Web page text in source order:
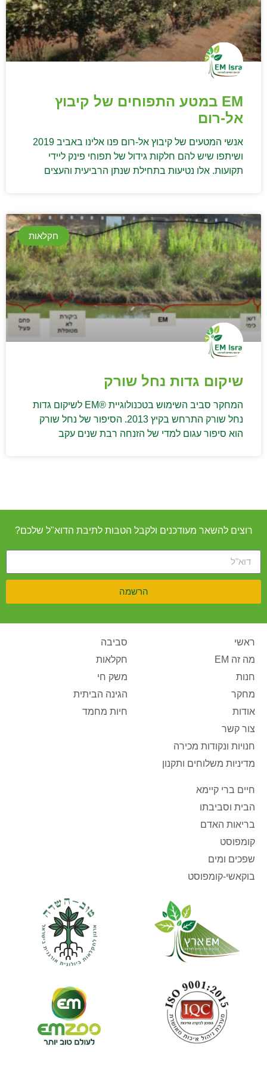
EM במטע התפוחים של קיבוץ
אל-רום
אנשי המטעים של קיבוץ אל-רום פנו אלינו באביב 2019
ושיתפו שיש להם חלקות גידול של תפוחי פינק ליידי
תקועות. אלו נטיעות בתחילת שנתן הרביעית והעצים
חקלאות
שיקום גדות נחל שורק
המחקר סביב השימוש בטכנולוגיית ®EM לשיקום גדות
נחל שורק התרחש בקיץ 2013. הסיפור של נחל שורק
הוא סיפור עגום למדי של הזנחה רבת שנים עקב
רוצים להשאר מעודכנים ולקבל הטבות לתיבת הדוא"ל שלכם?
הרשמה
ראשי
מה זה EM
חנות
מחקר
אודות
צור קשר
חנויות ונקודות מכירה
מדיניות משלוחים ותקנון
סביבה
חקלאות
משק חי
הגינה הביתית
חיות מחמד
חיים ברי קיימא
הבית וסביבתו
בריאות האדם
קומפוסט
שפכים ומים
בוקאשי-קומפוסט